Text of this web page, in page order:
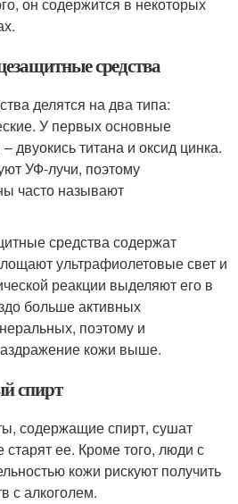
он содержится в некоторых
средства
делятся на два типа:
У первых основные
двуокись титана и оксид цинка.
УФ-лучи, поэтому
часто называют
средства содержат
ультрафиолетовые свет и
реакции выделяют его в
больше активных
поэтому и
кожи выше.
спирт
содержащие спирт, сушат
старят ее. Кроме того, люди с
кожи рискуют получить
с алкоголем.